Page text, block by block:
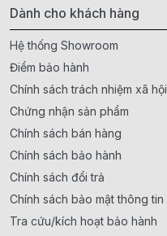
Dành cho khách hàng
Hệ thống Showroom
Điểm bảo hành
Chính sách trách nhiệm xã hội
Chứng nhận sản phẩm
Chính sách bán hàng
Chính sách bảo hành
Chính sách đổi trả
Chính sách bảo mật thông tin
Tra cứu/kích hoạt bảo hành